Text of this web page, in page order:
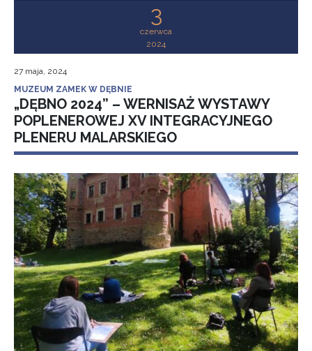
3
czerwca
2024
27 maja, 2024
MUZEUM ZAMEK W DĘBNIE
„DĘBNO 2024” – WERNISAŻ WYSTAWY
POPLENEROWEJ XV INTEGRACYJNEGO
PLENERU MALARSKIEGO